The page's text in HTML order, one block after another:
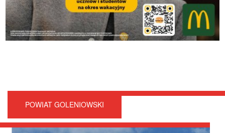
POWIAT GOLENIOWSKI